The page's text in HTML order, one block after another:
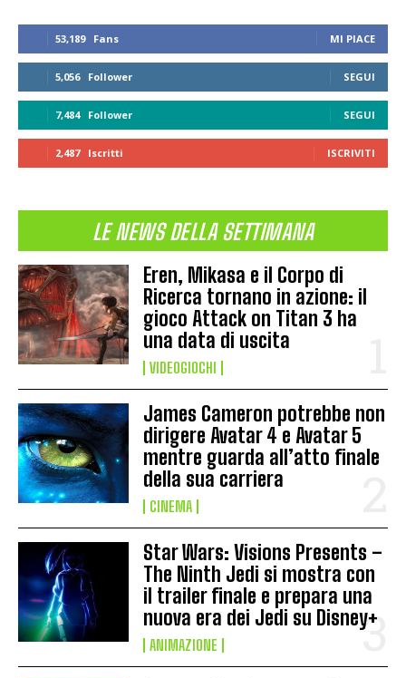
53,189 Fans MI PIACE
5,056 Follower SEGUI
7,484 Follower SEGUI
2,487 Iscritti ISCRIVITI
LE NEWS DELLA SETTIMANA
Eren, Mikasa e il Corpo di
Ricerca tornano in azione: il
gioco Attack on Titan 3 ha
una data di uscita
VIDEOGIOCHI
James Cameron potrebbe non
dirigere Avatar 4 e Avatar 5
mentre guarda all’atto finale
della sua carriera
CINEMA
Star Wars: Visions Presents –
The Ninth Jedi si mostra con
il trailer finale e prepara una
nuova era dei Jedi su Disney+
ANIMAZIONE